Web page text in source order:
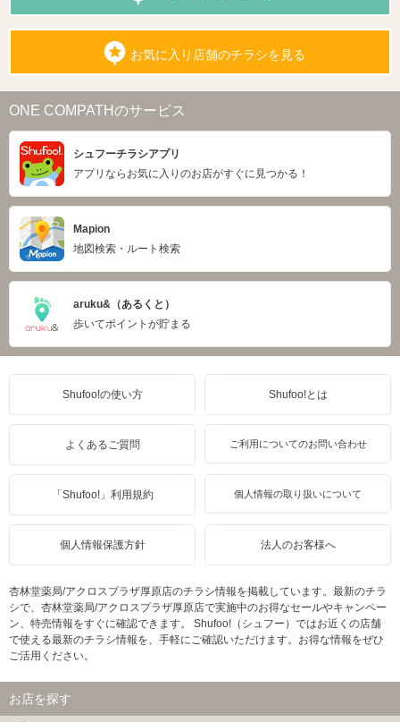
お気に入り店舗のチラシを見る
ONE COMPATHのサービス
シュフーチラシアプリ
アプリならお気に入りのお店がすぐに見つかる！
Mapion
地図検索・ルート検索
aruku&（あるくと）
歩いてポイントが貯まる
Shufoo!の使い方 Shufoo!とは
よくあるご質問 ご利用についてのお問い合わせ
「Shufoo!」利用規約 個人情報の取り扱いについて
個人情報保護方針 法人のお客様へ
杏林堂薬局/アクロスプラザ厚原店のチラシ情報を掲載しています。最新のチラ
シで、杏林堂薬局/アクロスプラザ厚原店で実施中のお得なセールやキャンペー
ン、特売情報をすぐに確認できます。 Shufoo!（シュフー）ではお近くの店舗
で使える最新のチラシ情報を、手軽にご確認いただけます。お得な情報をぜひ
ご活用ください。
お店を探す